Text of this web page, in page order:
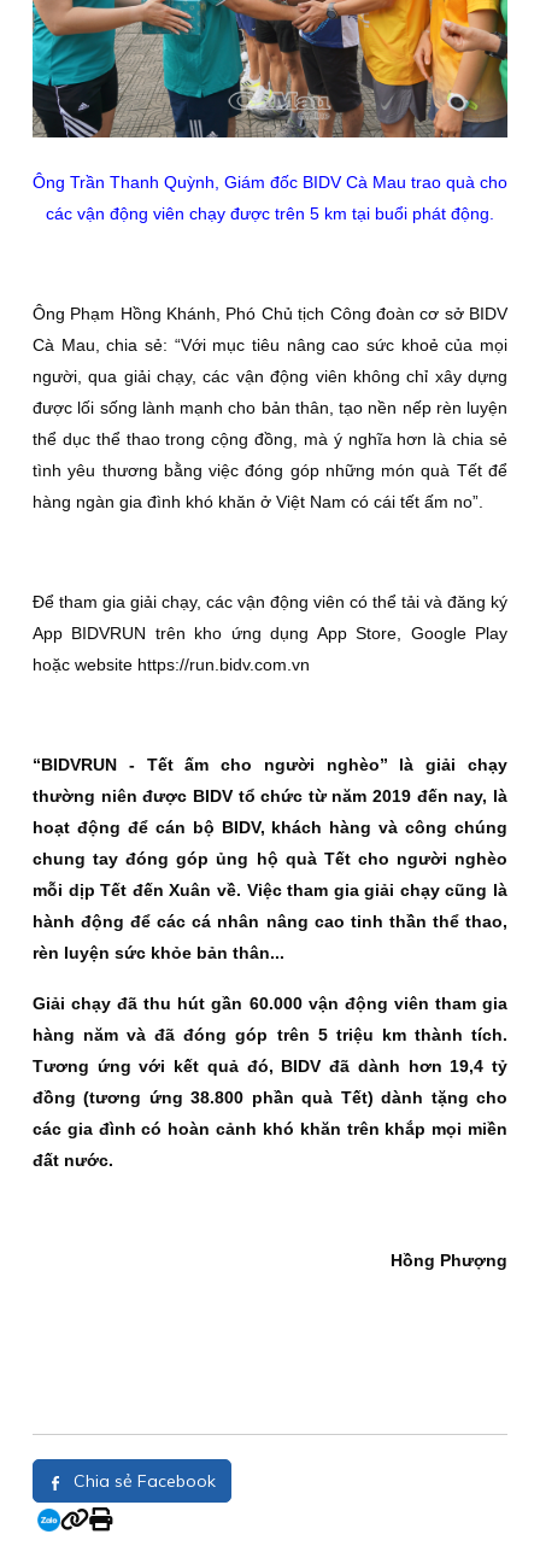
Ông Trần Thanh Quỳnh, Giám đốc BIDV Cà Mau trao quà cho
các vận động viên chạy được trên 5 km tại buổi phát động.
Ông Phạm Hồng Khánh, Phó Chủ tịch Công đoàn cơ sở BIDV
Cà Mau, chia sẻ: “Với mục tiêu nâng cao sức khoẻ của mọi
người, qua giải chạy, các vận động viên không chỉ xây dựng
được lối sống lành mạnh cho bản thân, tạo nền nếp rèn luyện
thể dục thể thao trong cộng đồng, mà ý nghĩa hơn là chia sẻ
tình yêu thương bằng việc đóng góp những món quà Tết để
hàng ngàn gia đình khó khăn ở Việt Nam có cái tết ấm no”.
Để tham gia giải chạy, các vận động viên có thể tải và đăng ký
App BIDVRUN trên kho ứng dụng App Store, Google Play
hoặc website https://run.bidv.com.vn
“BIDVRUN - Tết ấm cho người nghèo” là giải chạy
thường niên được BIDV tổ chức từ năm2019 đến nay, là
hoạt động để cán bộ BIDV, khách hàng và công chúng
chung tay đóng góp ủng hộ quà Tết cho người nghèo
mỗi dịp Tết đến Xuân về. Việc tham gia giải chạy cũng là
hành động để các cá nhân nâng cao tinh thần thể thao,
rèn luyện sức khỏe bản thân...
Giải chạy đã thu hút gần 60.000 vận động viên tham gia
hàng năm và đã đóng góp trên 5 triệu km thành tích.
Tương ứng với kết quả đó, BIDV đã dành hơn 19,4 tỷ
đồng (tương ứng 38.800 phần quà Tết) dành tặng cho
các gia đình có hoàn cảnh khó khăn trên khắp mọi miền
đất nước.
Hồng Phượng
Chia sẻ Facebook